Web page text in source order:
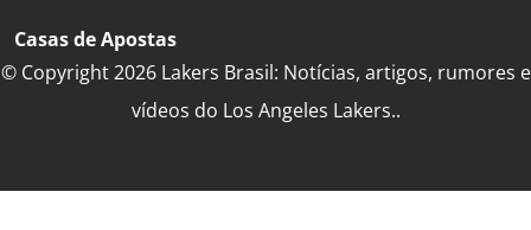
Casas de Apostas
© Copyright 2026 Lakers Brasil: Notícias, artigos, rumores e
vídeos do Los Angeles Lakers..